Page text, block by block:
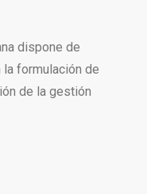
dispone de
formulación de
de la gestión